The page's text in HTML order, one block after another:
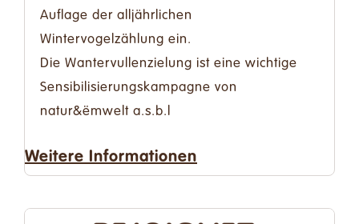
Auflage der alljährlichen
Wintervogelzählung ein.
Die Wantervullenzielung ist eine wichtige
Sensibilisierungskampagne von
natur&ëmwelt a.s.b.l
Weitere Informationen